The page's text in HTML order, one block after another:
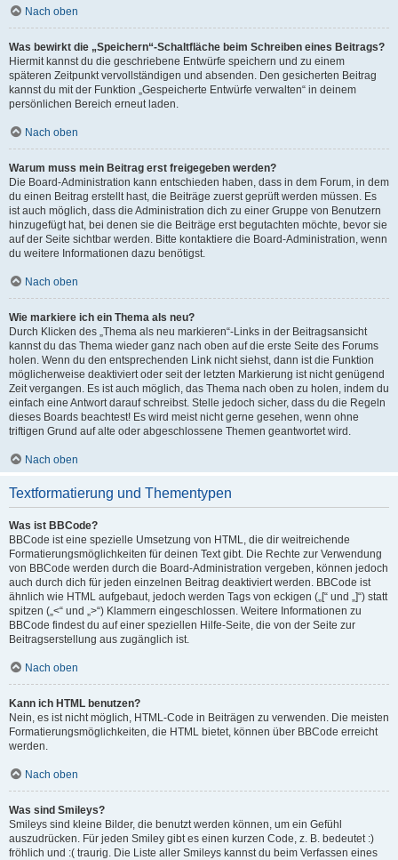
Nach oben
Was bewirkt die „Speichern“-Schaltfläche beim Schreiben eines Beitrags?
Hiermit kannst du die geschriebene Entwürfe speichern und zu einem
späteren Zeitpunkt vervollständigen und absenden. Den gesicherten Beitrag
kannst du mit der Funktion „Gespeicherte Entwürfe verwalten“ in deinem
persönlichen Bereich erneut laden.
Nach oben
Warum muss mein Beitrag erst freigegeben werden?
Die Board-Administration kann entschieden haben, dass in dem Forum, in dem
du einen Beitrag erstellt hast, die Beiträge zuerst geprüft werden müssen. Es
ist auch möglich, dass die Administration dich zu einer Gruppe von Benutzern
hinzugefügt hat, bei denen sie die Beiträge erst begutachten möchte, bevor sie
auf der Seite sichtbar werden. Bitte kontaktiere die Board-Administration, wenn
du weitere Informationen dazu benötigst.
Nach oben
Wie markiere ich ein Thema als neu?
Durch Klicken des „Thema als neu markieren“-Links in der Beitragsansicht
kannst du das Thema wieder ganz nach oben auf die erste Seite des Forums
holen. Wenn du den entsprechenden Link nicht siehst, dann ist die Funktion
möglicherweise deaktiviert oder seit der letzten Markierung ist nicht genügend
Zeit vergangen. Es ist auch möglich, das Thema nach oben zu holen, indem du
einfach eine Antwort darauf schreibst. Stelle jedoch sicher, dass du die Regeln
dieses Boards beachtest! Es wird meist nicht gerne gesehen, wenn ohne
triftigen Grund auf alte oder abgeschlossene Themen geantwortet wird.
Nach oben
Textformatierung und Thementypen
Was ist BBCode?
BBCode ist eine spezielle Umsetzung von HTML, die dir weitreichende
Formatierungsmöglichkeiten für deinen Text gibt. Die Rechte zur Verwendung
von BBCode werden durch die Board-Administration vergeben, können jedoch
auch durch dich für jeden einzelnen Beitrag deaktiviert werden. BBCode ist
ähnlich wie HTML aufgebaut, jedoch werden Tags von eckigen („[“ und „]“) statt
spitzen („<“ und „>“) Klammern eingeschlossen. Weitere Informationen zu
BBCode findest du auf einer speziellen Hilfe-Seite, die von der Seite zur
Beitragserstellung aus zugänglich ist.
Nach oben
Kann ich HTML benutzen?
Nein, es ist nicht möglich, HTML-Code in Beiträgen zu verwenden. Die meisten
Formatierungsmöglichkeiten, die HTML bietet, können über BBCode erreicht
werden.
Nach oben
Was sind Smileys?
Smileys sind kleine Bilder, die benutzt werden können, um ein Gefühl
auszudrücken. Für jeden Smiley gibt es einen kurzen Code, z. B. bedeutet :)
fröhlich und :( traurig. Die Liste aller Smileys kannst du beim Verfassen eines